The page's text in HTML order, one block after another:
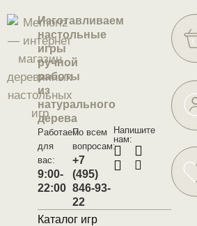
Изготавливаем
настольные
игры
ручной
работы
из
натурального
дерева
9:00-
22:00
Работаем
для
вас:
+7
(495)
846-93-
22
По всем
вопросам:
Напишите
нам:
Каталог игр